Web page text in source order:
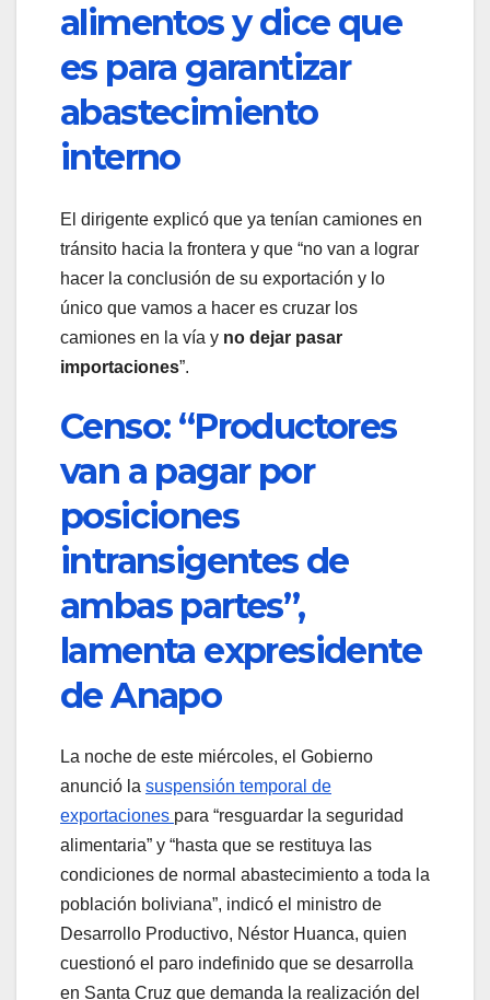
alimentos y dice que
es para garantizar
abastecimiento
interno
El dirigente explicó que ya tenían camiones en
tránsito hacia la frontera y que “no van a lograr
hacer la conclusión de su exportación y lo
único que vamos a hacer es cruzar los
camiones en la vía y no dejar pasar
importaciones”.
Censo: “Productores
van a pagar por
posiciones
intransigentes de
ambas partes”,
lamenta expresidente
de Anapo
La noche de este miércoles, el Gobierno
anunció la suspensión temporal de
exportaciones para “resguardar la seguridad
alimentaria” y “hasta que se restituya las
condiciones de normal abastecimiento a toda la
población boliviana”, indicó el ministro de
Desarrollo Productivo, Néstor Huanca, quien
cuestionó el paro indefinido que se desarrolla
en Santa Cruz que demanda la realización del